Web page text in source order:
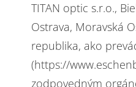
TITAN optic s.r.o.,
Ostrava, Moravská
republika, ako
(https://
zodpovedným